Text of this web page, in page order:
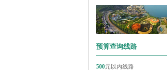
预算查询线路
500元以内线路